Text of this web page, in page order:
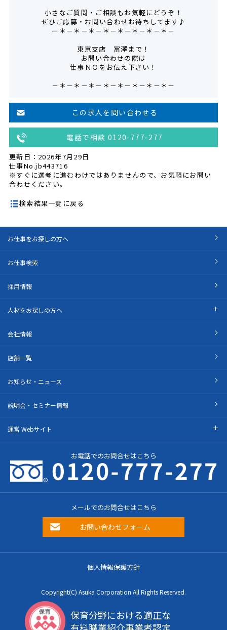
小さなご質問・ご相談もお気軽にどうぞ！
ぜひご応募・お問い合わせお待ちしてます♪
ー＊－＊－＊－＊－＊－＊－＊－＊－
東京支店 冨澤まで！
お問い合わせの際は
仕事ＮＯをお伝え下さい！
－＊－＊－＊－＊－＊－＊－＊－＊－
この求人を問い合わせる
電話で相談 0120-777-277
更新日：2026年7月29日
仕事No.jb443716
※すぐに選考に進むわけではありませんので、お気軽にお問い
合わせください。
検索結果一覧に戻る
お仕事をお探しの方へ
お仕事検索
採用情報
人材をお探しの方へ
会社情報
店舗一覧
お知らせ・ニュース
説明会・セミナー情報
運営 Webサイト
お電話でのお問合せはこちら
メールでのお問合せはこちら
お問い合わせフォーム
個人情報保護方針
Copyright(C) Asuka Corporation All Rights Reserved.
保育分野における適正な